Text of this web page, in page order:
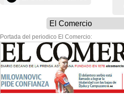
Portada del periodico El Comercio: